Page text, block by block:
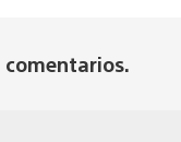
comentarios.